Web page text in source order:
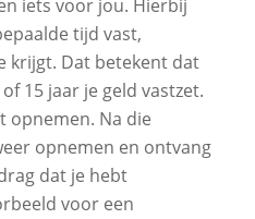
iets voor jou. Hierbij
tijd vast,
krijgt. Dat betekent dat
15 jaar je geld vastzet.
opnemen. Na die
opnemen en ontvang
dat je hebt
voor een